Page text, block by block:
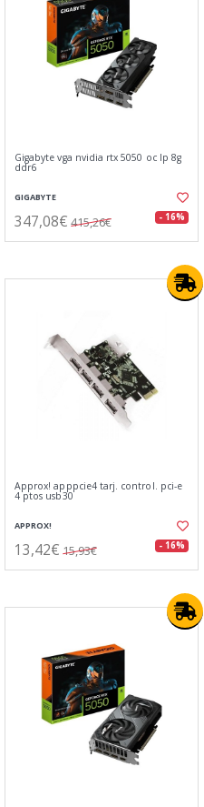
Gigabyte vga nvidia rtx 5050 oc lp 8g
ddr6
GIGABYTE
347,08€ 415,26€ - 16%
Approx! apppcie4 tarj. control. pci-e
4 ptos usb30
APPROX!
13,42€ 15,93€ - 16%